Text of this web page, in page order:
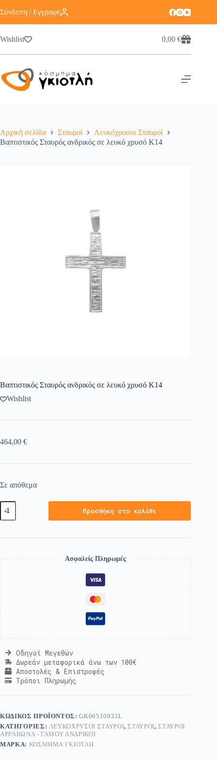
Σύνδεση / Εγγραφή
Wishlist 0,00€
Αρχική σελίδα Σταυροί
Λευκόχρυσοι Σταυροί
Βαπτιστικός Σταυρός ανδρικός σε λευκό χρυσό Κ14
Βαπτιστικός Σταυρός ανδρικός σε λευκό χρυσό Κ14
Wishlist
464,00 €
Σε απόθεμα
Προσθήκη στο καλάθι
Ασφαλείς Πληρωμές
Οδηγοί Μεγεθών
Δωρεάν μεταφορικά άνω των 100€
Αποστολές & Επιστροφές
Τρόποι Πληρωμής
ΚΩΔΙΚΌΣ ΠΡΟΪΌΝΤΟΣ:GK06510033L
ΚΑΤΗΓΟΡΊΕΣ: ΛΕΥΚΌΧΡΥΣΟΙ ΣΤΑΥΡΟΊ,ΣΤΑΥΡΟΊ,ΣΤΑΥΡΟΊ
ΑΡΡΑΒΏΝΑ - ΓΆΜΟΥ ΑΝΔΡΙΚΟΊ
ΜΆΡΚΑ: ΚΟΣΜΗΜΑ ΓΚΙΟΤΛΗ